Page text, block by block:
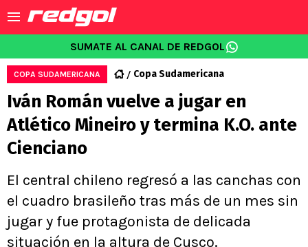
SUMATE AL CANAL DE REDGOL
COPA SUDAMERICANA Copa Sudamericana
Iván Román vuelve a jugar en
Atlético Mineiro y termina K.O. ante
Cienciano
El central chileno regresó a las canchas con
el cuadro brasileño tras más de un mes sin
jugar y fue protagonista de delicada
situación en la altura de Cusco.